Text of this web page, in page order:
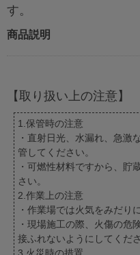
す。
商品説明
【取り扱い上の注意】
1.保管時の注意
・直射日光、水漏れ、急激
管してください。
・可燃性材料ですから、貯
さい。
2.作業上の注意
・作業場では火気をみだり
・現場施工の際、火傷の危
接ふれないようにしてくださ